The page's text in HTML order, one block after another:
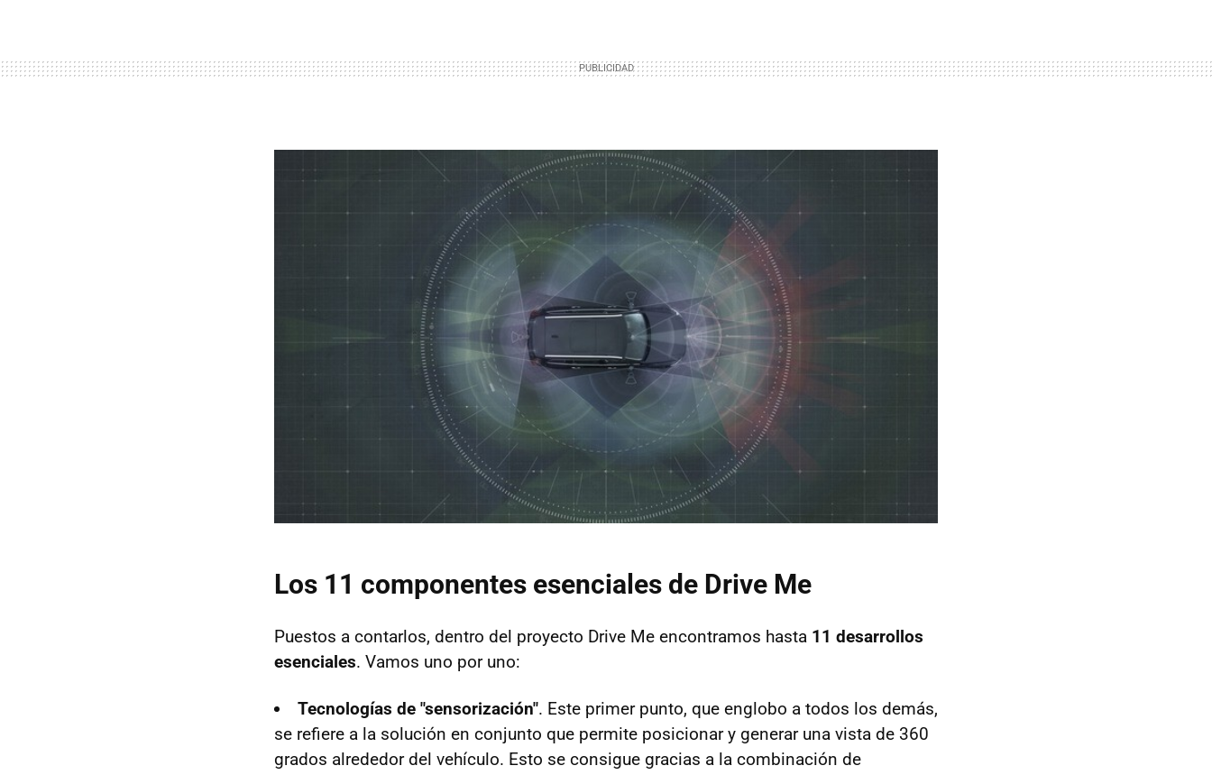
Los 11 componentes esenciales de Drive Me
Puestos a contarlos, dentro del proyecto Drive Me encontramos hasta 11 desarrollos
esenciales. Vamos uno por uno:
Tecnologías de "sensorización". Este primer punto, que englobo a todos los demás,
se refiere a la solución en conjunto que permite posicionar y generar una vista de 360
grados alrededor del vehículo. Esto se consigue gracias a la combinación de